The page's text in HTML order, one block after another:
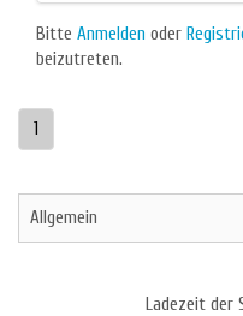
Bitte Anmelden oder
beizutreten.
1
Ladezeit der